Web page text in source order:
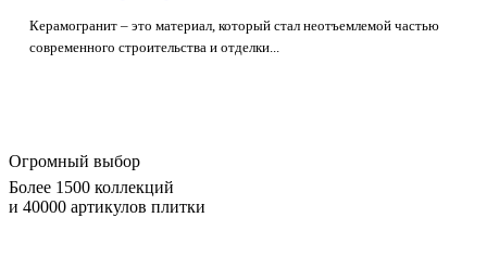
Керамогранит – это материал, который стал неотъемлемой частью
современного строительства и отделки...
Огромный выбор
Более 1500 коллекций
и 40000 артикулов плитки